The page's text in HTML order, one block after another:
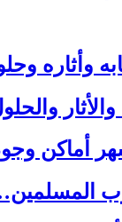
وأثاره
أماكن